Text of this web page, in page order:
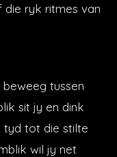
ryk ritmes van
tussen
sit jy en dink
tyd tot die stilte
wil jy net